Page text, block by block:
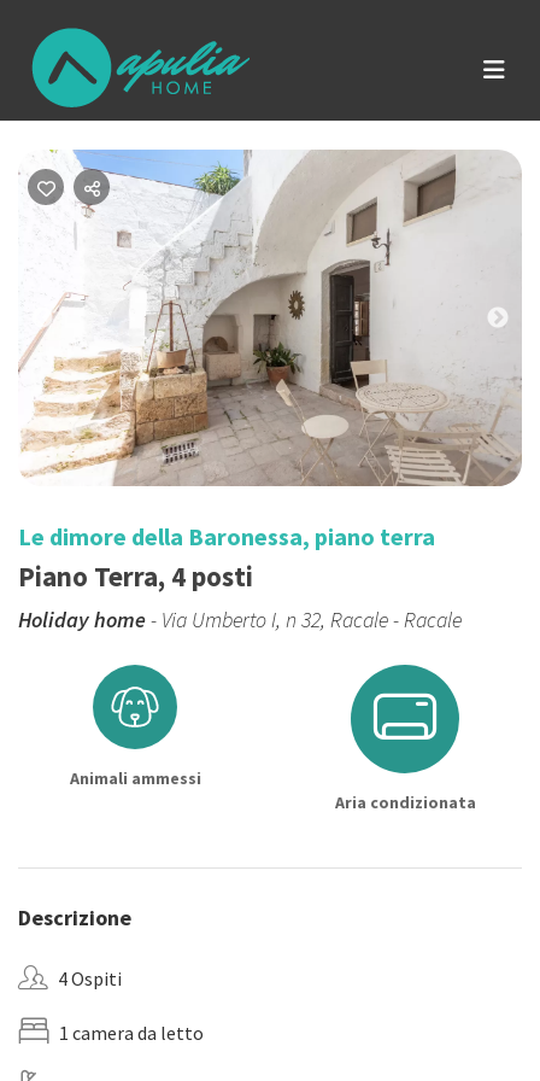
Previous
Le dimore della Baronessa, piano terra
Piano Terra, 4 posti
Holiday home- Via Umberto I, n 32, Racale - Racale
Animali ammessi
Aria condizionata
Descrizione
4 Ospiti
1 camera da letto